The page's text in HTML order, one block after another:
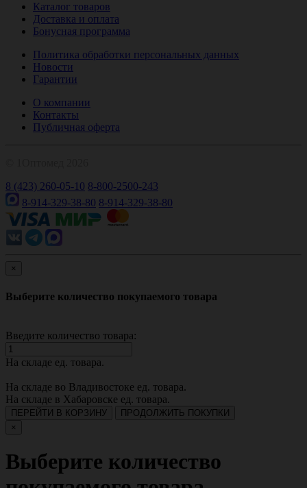
Каталог товаров
Доставка и оплата
Бонусная программа
Политика обработки персональных данных
Новости
Гарантии
О компании
Контакты
Публичная оферта
8 (423) 260-05-10 8-800-2500-243
8-914-329-38-80 8-914-329-38-80
×
Выберите количество покупаемого товара
Введите количество товара:
На складе ед. товара.
На складе во Владивостоке ед. товара.
На складе в Хабаровске ед. товара.
ПЕРЕЙТИ В КОРЗИНУ
ПРОДОЛЖИТЬ ПОКУПКИ
×
Выберите количество